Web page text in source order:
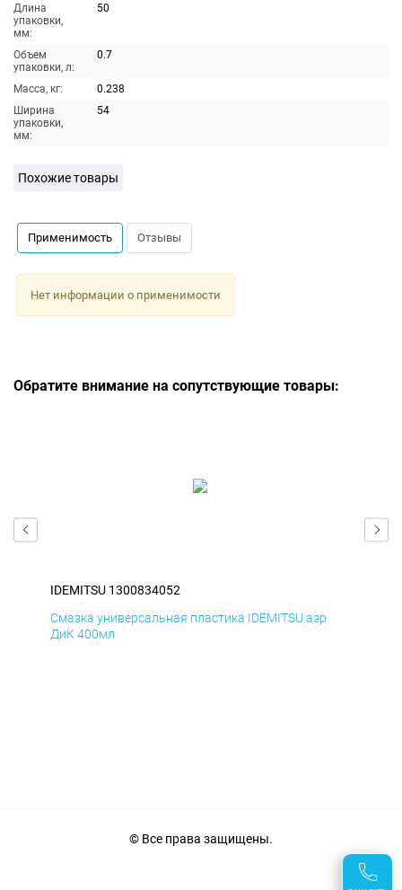
Длина
упаковки,
мм:
50
Объем
упаковки, л:
0.7
Масса, кг:
0.238
Ширина
упаковки,
мм:
54
Похожие товары
Применимость Отзывы
Нет информации о применимости
Обратите внимание на сопутствующие товары:
IDEMITSU 1300834052
Смазка универсальная пластика IDEMITSU аэр
ДиК 400мл
© Все права защищены.